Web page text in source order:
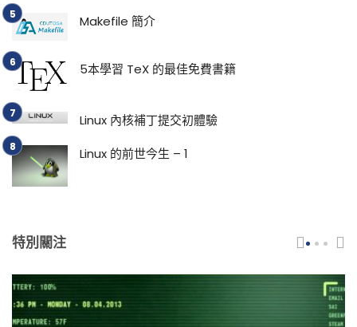
Makefile 簡介
5本學習 TeX 的最佳免費書籍
Linux 內核補丁提交初體驗
Linux 的前世今生 – 1
特別關注